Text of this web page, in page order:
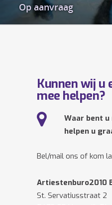
Op aanvraag
Kunnen wij u
mee helpen?
Waar bent u
helpen u
Bel/mail ons of kom
Artiestenburo2010
St. Servatiusstraat 2